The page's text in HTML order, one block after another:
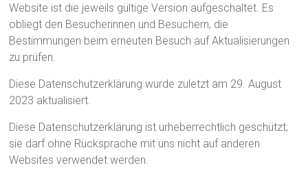
Website ist die jeweils gültige Version aufgeschaltet. Es
obliegt den Besucherinnen und Besuchern, die
Bestimmungen beim erneuten Besuch auf Aktualisierungen
zu prüfen.
Diese Datenschutzerklärung wurde zuletzt am 29. August
2023 aktualisiert.
Diese Datenschutzerklärung ist urheberrechtlich geschützt;
sie darf ohne Rücksprache mit uns nicht auf anderen
Websites verwendet werden.